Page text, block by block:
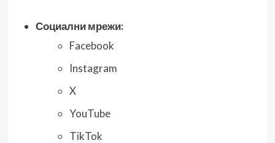
Социални мрежи:
Facebook
Instagram
X
YouTube
TikTok